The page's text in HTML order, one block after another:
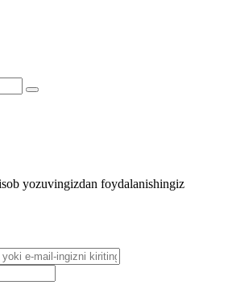
yozuvingizdan foydalanishingiz